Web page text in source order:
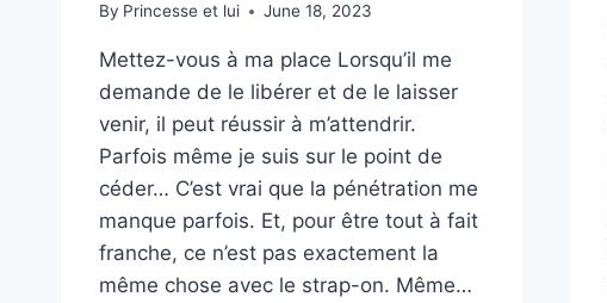
By Princesse et lui June 18, 2023
Mettez-vous à ma place Lorsqu’il me
demande de le libérer et de le laisser
venir, il peut réussir à m’attendrir.
Parfois même je suis sur le point de
céder… C’est vrai que la pénétration me
manque parfois. Et, pour être tout à fait
franche, ce n’est pas exactement la
même chose avec le strap-on. Même…